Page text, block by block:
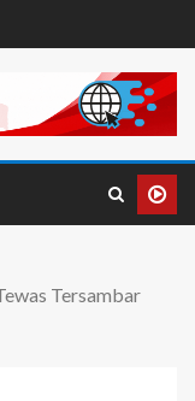
Tersambar